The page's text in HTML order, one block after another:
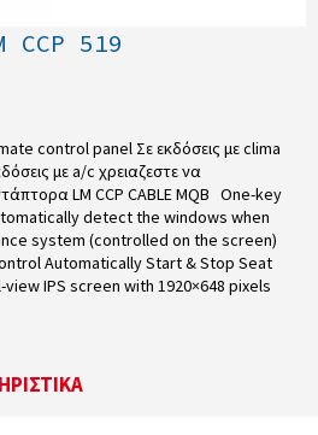
519
control panel Σε εκδόσεις με clima
με a/c χρειαζεστε να
LM CCP CABLE MQB One-key
detect the windows when
system (controlled on the screen)
Automatically Start & Stop Seat
IPS screen with 1920×648 pixels